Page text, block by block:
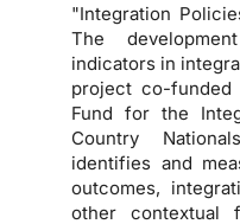
"Integration
The
indicators in
project co-funded
Fund for the
Country
identifies and
outcomes,
other contextual